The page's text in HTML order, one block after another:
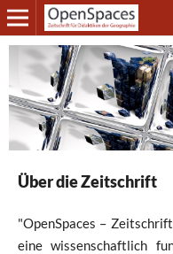
Über die Zeitschrift
"OpenSpaces –
eine wissenschaftlich